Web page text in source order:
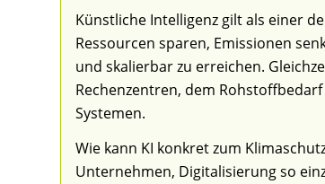
Künstliche Intelligenz gilt als einer
Ressourcen sparen, Emissionen
und skalierbar zu erreichen.
Rechenzentren, dem
Systemen.
Wie kann KI konkret zum
Unternehmen, Digitalisierung so